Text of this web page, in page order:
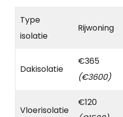
Type
isolatie
Rijwoning
Dakisolatie
€365
(€3600)
Vloerisolatie
€120